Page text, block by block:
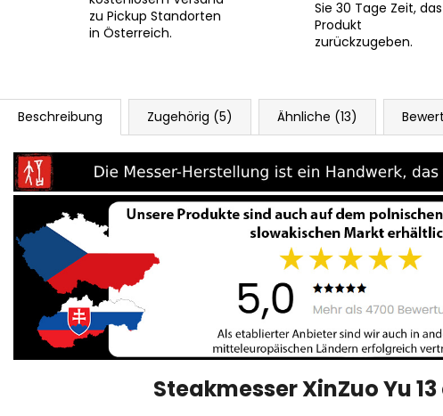
zu Pickup Standorten
in Österreich.
Sie 30 Tage Zeit, das
Produkt
zurückzugeben.
Beschreibung Zugehörig (5) Ähnliche (13)
Steakmesser XinZuo Yu 13